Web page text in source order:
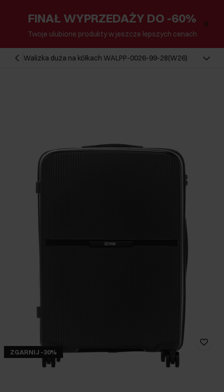
FINAŁ WYPRZEDAŻY DO -60%
Twoje ulubione produkty w jeszcze lepszych cenach
Walizka duża na kółkach WALPP-0026-99-28(W26)
ZGARNIJ -30%